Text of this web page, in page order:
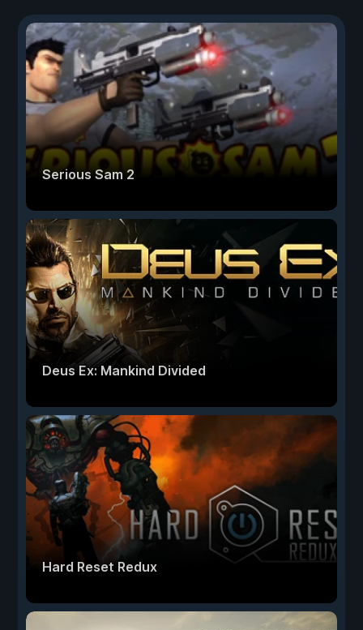
Serious Sam 2
Deus Ex: Mankind Divided
Hard Reset Redux